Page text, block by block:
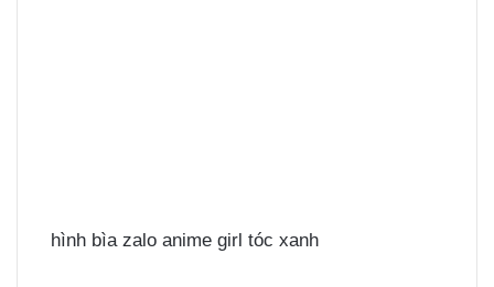
hình bìa zalo anime girl tóc xanh